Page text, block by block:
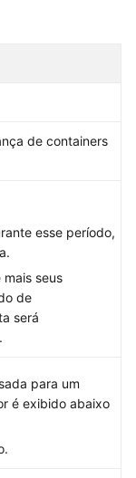
de containers
esse período,
seus
de
será
para um
é exibido abaixo